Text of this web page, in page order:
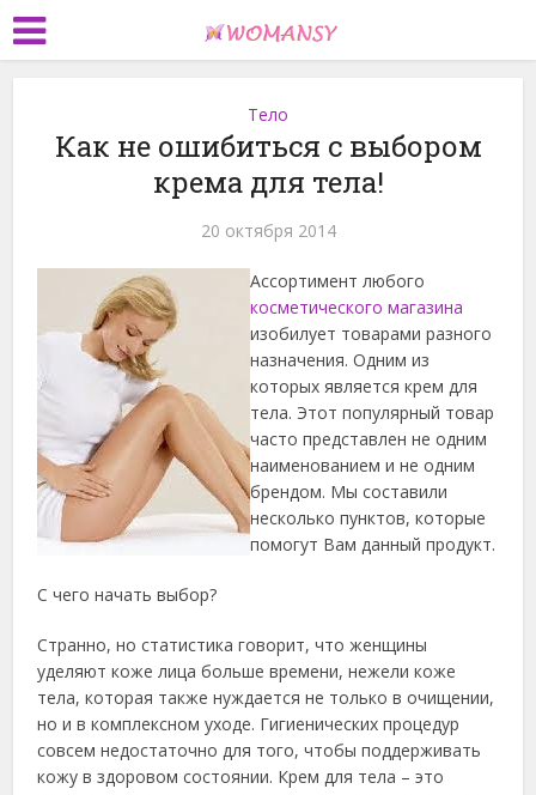
Тело
Как не ошибиться с выбором
крема для тела!
20 октября 2014
Ассортимент любого
косметического магазина
изобилует товарами разного
назначения. Одним из
которых является крем для
тела. Этот популярный товар
часто представлен не одним
наименованием и не одним
брендом. Мы составили
несколько пунктов, которые
помогут Вам данный продукт.
С чего начать выбор?
Странно, но статистика говорит, что женщины
уделяют коже лица больше времени, нежели коже
тела, которая также нуждается не только в очищении,
но и в комплексном уходе. Гигиенических процедур
совсем недостаточно для того, чтобы поддерживать
кожу в здоровом состоянии. Крем для тела – это